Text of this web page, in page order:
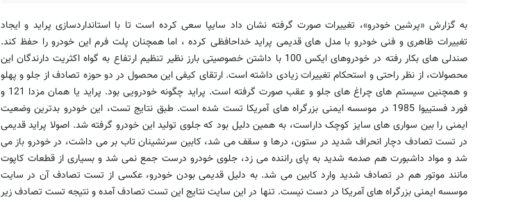
به گزارش «پرشین خودرو»، تغییرات صورت گرفته نشان داد سایپا سعی کرده است تا با استانداردسازی پراید و ایجاد
تغییرات ظاهری و فنی خودرو با مدل های قدیمی پراید خداحافظی کرده ، اما همچنان پلت فرم این خودرو را حفظ کند.
صندلی های بکار رفته در خودروهای ایکس 100 با داشتن خصوصیتی بارز نظیر تنظیم ارتفاع به گواه اکثریت دارندگان این
محصولات، از نظر راحتی و استحکام تغییرات زیادی داشته است. ارتقای کیفی این محصول در دو حوزه تصادف از جلو و پهلو
و همچنین سیستم های چراغ های جلو و عقب صورت گرفته است. پراید چگونه خودرویی بود. پراید یا همان مزدا 121 و
فورد فستییوا 1985 در موسسه ایمنی بزرگراه های آمریکا تست شده است. طبق نتایج تست، این خودرو بدترین وضعیت
ایمنی را بین سواری های سایز کوچک داراست، به همین دلیل بود که جلوی تولید این خودرو گرفته شد. اصولا پراید قدیمی
در تست تصادف دچار انحراف شدید در ستون، درها و سقف می شد، کابین سرنشینان تاب بر می داشت، در خودرو باز می
شد و مواد داشبورت هم صدمه شدید به پای راننده می زد، جلوی خودرو درست جمع نمی شد و بسیاری از قطعات کاپوت
مانند موتور هم در تصادف شدید وارد کابین می شد. به دلیل قدیمی بودن خودرو، عکسی از تست تصادف آن در سایت
موسسه ایمنی بزرگراه های آمریکا در دست نیست. تنها در این سایت نتایج این تست تصادف آمده و نتیجه تست تصادف زیر